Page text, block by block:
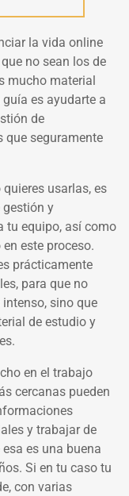
la vida online
no sean los de
mucho material
es ayudarte a
de
que seguramente
usarlas, es
gestión y
tu equipo, así como
este proceso.
prácticamente
para que no
sino que
de estudio y
en el trabajo
cercanas pueden
y trabajar de
es una buena
Si en tu caso tu
con varias